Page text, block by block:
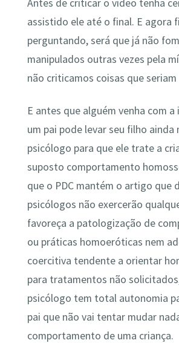
Antes de criticar o vídeo tenha
assistido ele até o final. E agora
perguntando, será que já não
manipulados outras vezes pela
não criticamos coisas que seriam
E antes que alguém venha com
um pai pode levar seu filho ainda
psicólogo para que ele trate a
suposto comportamento
que o PDC mantém o artigo que
psicólogos não exercerão
favoreça a patologização de
ou práticas homoeróticas nem
coercitiva tendente a orientar
para tratamentos não
psicólogo tem total autonomia
pai que não vai tentar mudar
comportamento de uma criança.